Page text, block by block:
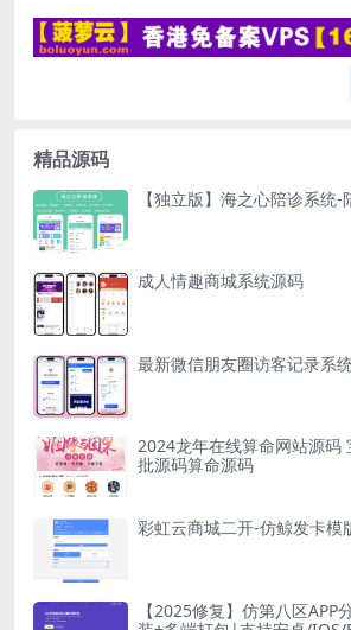
精品源码
【独立版】海之心陪诊系统
成人情趣商城系统源码
最新微信朋友圈访客记录系
2024龙年在线算命网站源码
批源码算命源码
彩虹云商城二开-仿鲸发卡模
【2025修复】仿第八区